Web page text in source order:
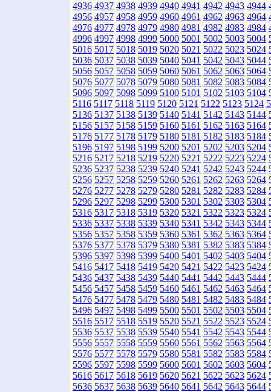
4936 4937 4938 4939 4940 4941 4942 4943 4944
4956 4957 4958 4959 4960 4961 4962 4963 4964
4976 4977 4978 4979 4980 4981 4982 4983 4984
4996 4997 4998 4999 5000 5001 5002 5003 5004
5016 5017 5018 5019 5020 5021 5022 5023 5024
5036 5037 5038 5039 5040 5041 5042 5043 5044
5056 5057 5058 5059 5060 5061 5062 5063 5064
5076 5077 5078 5079 5080 5081 5082 5083 5084
5096 5097 5098 5099 5100 5101 5102 5103 5104
5116 5117 5118 5119 5120 5121 5122 5123 5124
5136 5137 5138 5139 5140 5141 5142 5143 5144
5156 5157 5158 5159 5160 5161 5162 5163 5164
5176 5177 5178 5179 5180 5181 5182 5183 5184
5196 5197 5198 5199 5200 5201 5202 5203 5204
5216 5217 5218 5219 5220 5221 5222 5223 5224
5236 5237 5238 5239 5240 5241 5242 5243 5244
5256 5257 5258 5259 5260 5261 5262 5263 5264
5276 5277 5278 5279 5280 5281 5282 5283 5284
5296 5297 5298 5299 5300 5301 5302 5303 5304
5316 5317 5318 5319 5320 5321 5322 5323 5324
5336 5337 5338 5339 5340 5341 5342 5343 5344
5356 5357 5358 5359 5360 5361 5362 5363 5364
5376 5377 5378 5379 5380 5381 5382 5383 5384
5396 5397 5398 5399 5400 5401 5402 5403 5404
5416 5417 5418 5419 5420 5421 5422 5423 5424
5436 5437 5438 5439 5440 5441 5442 5443 5444
5456 5457 5458 5459 5460 5461 5462 5463 5464
5476 5477 5478 5479 5480 5481 5482 5483 5484
5496 5497 5498 5499 5500 5501 5502 5503 5504
5516 5517 5518 5519 5520 5521 5522 5523 5524
5536 5537 5538 5539 5540 5541 5542 5543 5544
5556 5557 5558 5559 5560 5561 5562 5563 5564
5576 5577 5578 5579 5580 5581 5582 5583 5584
5596 5597 5598 5599 5600 5601 5602 5603 5604
5616 5617 5618 5619 5620 5621 5622 5623 5624
5636 5637 5638 5639 5640 5641 5642 5643 5644